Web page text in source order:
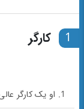
1 کارگر
1. او یک کارگر عالی است.